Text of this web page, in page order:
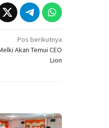
Pos berikutnya
Akan Temui CEO
Lion